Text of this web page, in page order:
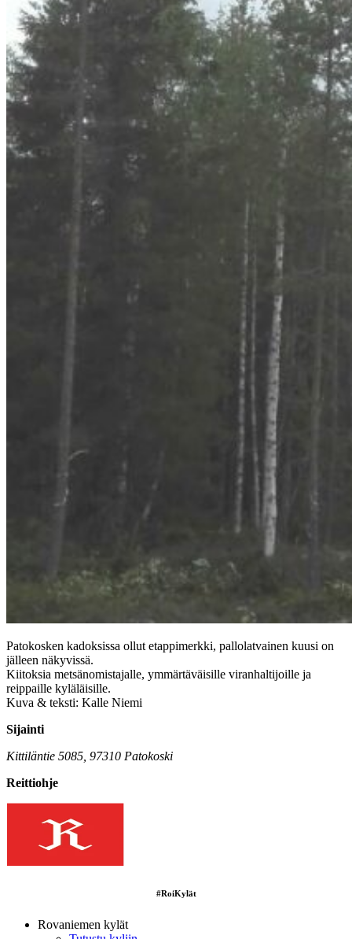
Patokosken kadoksissa ollut etappimerkki, pallolatvainen kuusi on
jälleen näkyvissä.
Kiitoksia metsänomistajalle, ymmärtäväisille viranhaltijoille ja
reippaille kyläläisille.
Kuva & teksti: Kalle Niemi
Sijainti
Kittiläntie 5085, 97310 Patokoski
Reittiohje
#RoiKylät
Rovaniemen kylät